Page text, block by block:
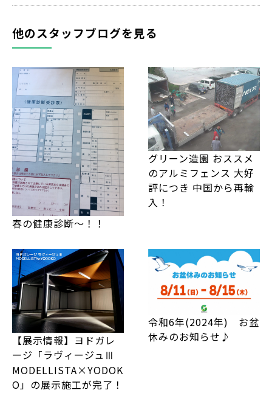
他のスタッフブログを見る
春の健康診断～！！
グリーン造園 おススメ
のアルミフェンス 大好
評につき 中国から再輸
入！
【展示情報】ヨドガレ
ージ「ラヴィージュⅢ
MODELLISTA×YODOK
O」の展示施工が完了！
令和6年(2024年) お盆
休みのお知らせ♪